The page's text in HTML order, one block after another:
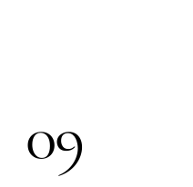
09